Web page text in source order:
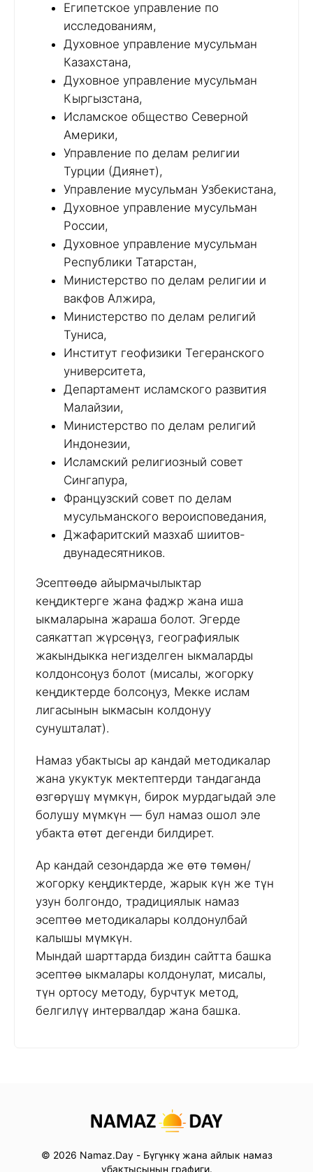
Египетское управление по
исследованиям,
Духовное управление мусульман
Казахстана,
Духовное управление мусульман
Кыргызстана,
Исламское общество Северной
Америки,
Управление по делам религии
Турции (Диянет),
Управление мусульман Узбекистана,
Духовное управление мусульман
России,
Духовное управление мусульман
Республики Татарстан,
Министерство по делам религии и
вакфов Алжира,
Министерство по делам религий
Туниса,
Институт геофизики Тегеранского
университета,
Департамент исламского развития
Малайзии,
Министерство по делам религий
Индонезии,
Исламский религиозный совет
Сингапура,
Французский совет по делам
мусульманского вероисповедания,
Джафаритский мазхаб шиитов-
двунадесятников.
Эсептөөдө айырмачылыктар
кеңдиктерге жана фаджр жана иша
ыкмаларына жараша болот. Эгерде
саякаттап жүрсөңүз, географиялык
жакындыкка негизделген ыкмаларды
колдонсоңуз болот (мисалы, жогорку
кеңдиктерде болсоңуз, Мекке ислам
лигасынын ыкмасын колдонуу
сунушталат).
Намаз убактысы ар кандай методикалар
жана укуктук мектептерди тандаганда
өзгөрүшү мүмкүн, бирок мурдагыдай эле
болушу мүмкүн — бул намаз ошол эле
убакта өтөт дегенди билдирет.
Ар кандай сезондарда же өтө төмөн/
жогорку кеңдиктерде, жарык күн же түн
узун болгондо, традициялык намаз
эсептөө методикалары колдонулбай
калышы мүмкүн.
Мындай шарттарда биздин сайтта башка
эсептөө ыкмалары колдонулат, мисалы,
түн ортосу методу, бурчтук метод,
белгилүү интервалдар жана башка.
© 2026 Namaz.Day - Бүгүнкү жана айлык намаз
убактысынын графиги.